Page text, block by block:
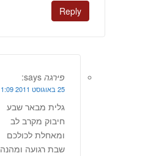
Reply
פירגה says:
25 באוגוסט 2011 at 11:09
גלית מבאר שבע
חיבוק מקרב לב
ומאחלת לכולכם
שבת רגועה ומהנה